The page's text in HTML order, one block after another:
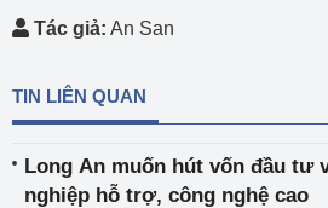
Tác giả: An San
TIN LIÊN QUAN
Long An muốn hút vốn đầu tư
nghiệp hỗ trợ, công nghệ cao